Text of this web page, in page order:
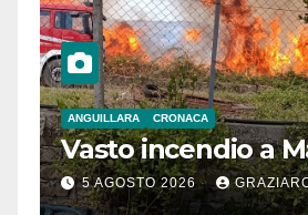
ANGUILLARA CRONACA
Vasto incendio a
5 AGOSTO 2026